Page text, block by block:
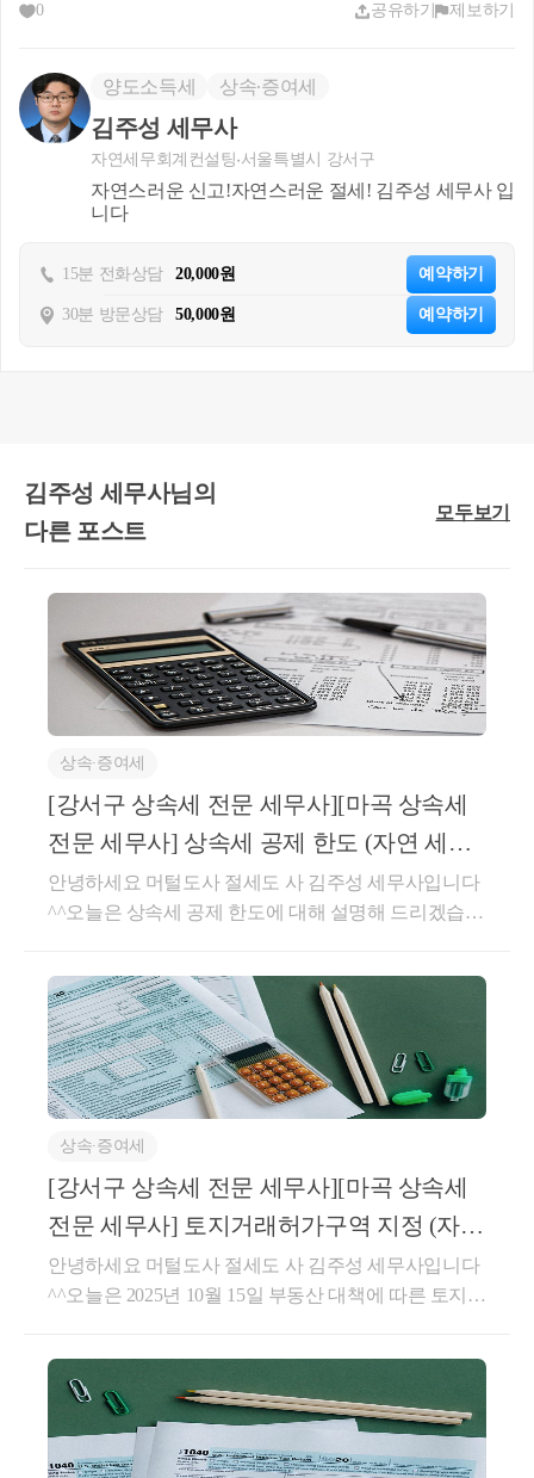
동거주
① 피상속인은 상속개시일 현재 거주
② 피상속인과 상속인이 상속개시일
에서 동거할 것
동거 기간은 주민등록상 기준이 아니라 실제 거주했는지로
- 동거 기간은 중간에 중단되어서는 안되고 연속해서 10년 이
→ 중단된 기간 제외하고 동거한 기간 만 통산해서 10년 이상
→ 피상속인과 상속인이 다음 사유에 해당하여 동거하지 못한 경우에
[상증법 시행령 제20조의 2 ②]
법 제23조의 2 제2항 에서 "대통령령으로 정하는 사유"란 다음 각 호의
3. 제1호 및 제2호와 비슷한 사유로서 기획 재정부령으로 정하는 사유
상증법 시행규칙 제9조의 2【동거주택 인정범위】
영 제20조의 2 제2항 제2호에서 "기획 재정부령으로 정하는 사유"란 다
1. 「초·중등교육법」에 따른 학교(유치원·초등학교 및 중학교는 제외
2. 직장의 변경이나 전근 등 근무상의 형편
- 피상속인의 상속주택 보유기간이 10년 미만이어도 됩니다
0 공유하기 제보하기
양도소득세 상속∙증여세
김주성 세무사
자연세무회계컨설팅 서울특별시 강서구
자연스러운 신고!자연스러운 절세! 김주성 세무사 입
니다
15분 전화상담 20,000원 예약하기
30분 방문상담 50,000원 예약하기
김주성 세무사님의
다른 포스트
모두보기
상속∙증여세
[강서구 상속세 전문 세무사][마곡 상속세
전문 세무사] 상속세 공제 한도 (자연 세무
회계컨설팅)
안녕하세요 머털도사 절세도 사 김주성 세무사입니다
^^오늘은 상속세 공제 한도에 대해 설명해 드리겠습니
을 초과하여 상속재산에 합산된 사전증여까지 상속 공
제가 되지 않게끔 하기 위해서 상속 공제 한도가 존재
합니다.-상속세 과세가액에서 다음의 어느 하나에 해
당하는 가액을 뺀 금액을 한도로 합니다. [상증법 24]다
만, ③은 상속세 과세가액이 5억 원을 초과하는 경우에
만 적용합니다.① 선순위 상속인이 아닌 자에게유증등
을 한 재산의 가액 [주 1]②선순위 상속인의상속포기로
그다음 순위의 상속인이 상속받은 재산의 가액 [주 2]
산공제, 혼인 및 출산 증여재산공제, 재해손실공제에
따라 공제받은 금액이 있다면 그 증여재산가액에서 그
공제받은 금액을 뺀 가액을 말합니다 .)[주 3][주 1] ·할
경우 ·유증 받은 재산을 상속세 신고기한 이내에 반환
하는 경우에는 상속 공제 한도 적용 대상이 아닙니다.
[서면-상속증여-0426,2019.05.31][주 2]·자녀가부모보다
먼저 사망했을 때(자녀가 배우자 및 직계비속 없음), 부
상속∙증여세
[강서구 상속세 전문 세무사][마곡 상속세
전문 세무사] 토지거래허가구역 지정 (자연
세무회계컨설팅)
안녕하세요 머털도사 절세도 사 김주성 세무사입니다
^^오늘은 2025년 10월 15일 부동산 대책에 따른 토지거
역 지정된 지역과 대상 물건은?-이번 부동산 대책에 따
른 국토교통부 공고 -제2025-1219호 아래와 같습니다-
토지 거래 허가를 받아야 하는 대상은 아파트는 전부
이며, 연립주택이나 다세대주택은 해당 단지에 아파트
기 1채 이상 있는 경우에만 허가 대상입니다.-또한 관